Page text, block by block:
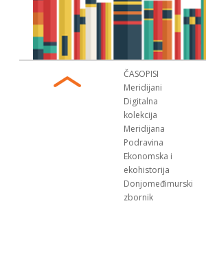
ČASOPISI
Meridijani
Digitalna
kolekcija
Meridijana
Podravina
Ekonomska i
ekohistorija
Donjomeđimurski
zbornik